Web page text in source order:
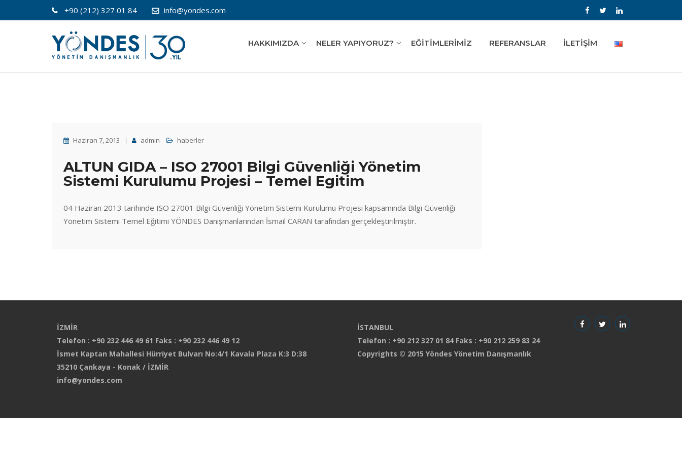
+90 (212) 327 01 84 info@yondes.com
HAKKIMIZDA NELER YAPIYORUZ? EĞİTİMLERİMİZ REFERANSLAR İLETİŞİM
Haziran 7, 2013 admin haberler
ALTUN GIDA – ISO 27001 Bilgi Güvenliği Yönetim
Sistemi Kurulumu Projesi – Temel Egitim
04 Haziran 2013 tarihinde ISO 27001 Bilgi Güvenliği Yönetim Sistemi Kurulumu Projesi kapsamında Bilgi Güvenliği
Yönetim Sistemi Temel Eğitimi YÖNDES Danışmanlarından İsmail CARAN tarafından gerçekleştirilmiştir.
İZMİR
Telefon : +90 232 446 49 61 Faks : +90 232 446 49 12
İsmet Kaptan Mahallesi Hürriyet Bulvarı No:4/1 Kavala Plaza K:3 D:38
35210 Çankaya - Konak / İZMİR
info@yondes.com
İSTANBUL
Telefon : +90 212 327 01 84 Faks : +90 212 259 83 24
Copyrights © 2015 Yöndes Yönetim Danışmanlık